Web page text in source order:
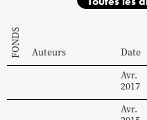
FONDS Auteurs Date
Avr.
2017
Avr.